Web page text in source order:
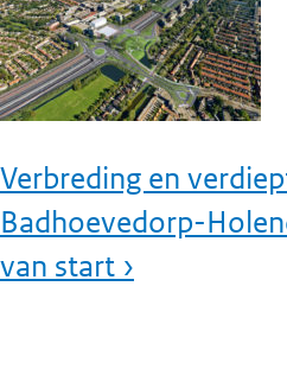
Verbreding en
Badhoevedorp-
van start ›